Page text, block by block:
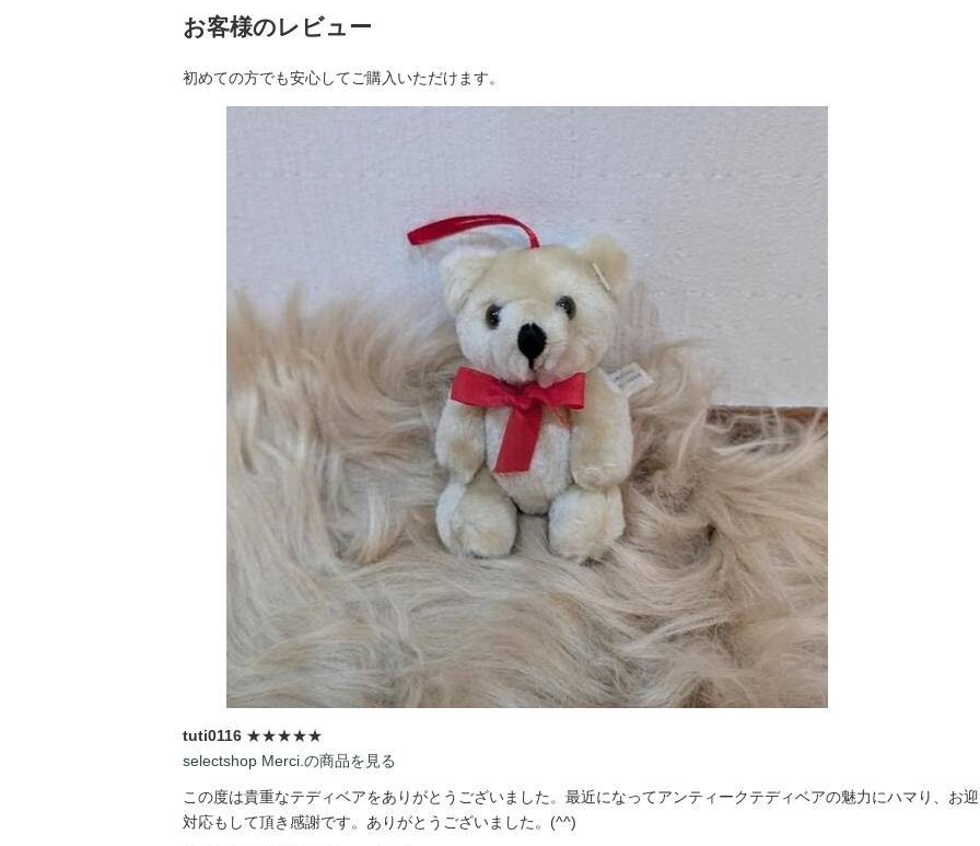
お客様のレビュー
初めての方でも安心してご購入いただけます。
tuti0116 ★★★★★
selectshop Merci.の商品を見る
この度は貴重なテディベアをありがとうございました。最近になってアンティークテディベアの魅力にハマり、お
対応もして頂き感謝です。ありがとうございました。(^^)